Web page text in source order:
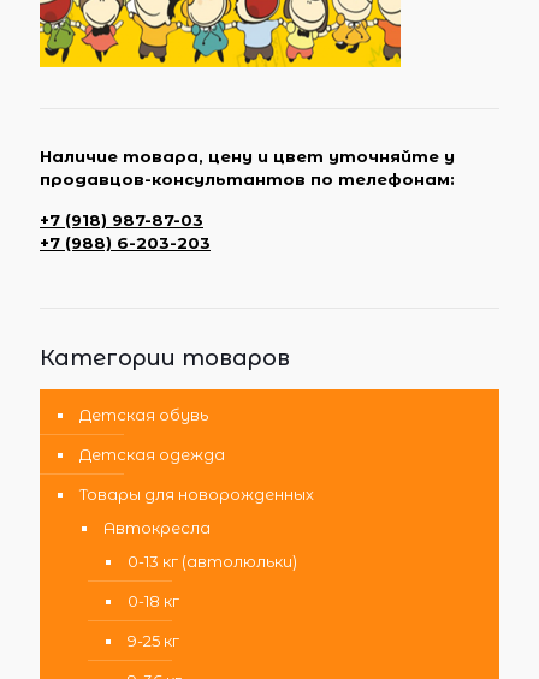
Наличие товара, цену и цвет уточняйте у
продавцов-консультантов по телефонам:
+7 (918) 987-87-03
+7 (988) 6-203-203
Категории товаров
Детская обувь
Детская одежда
Товары для новорожденных
Автокресла
0-13 кг (автолюльки)
0-18 кг
9-25 кг